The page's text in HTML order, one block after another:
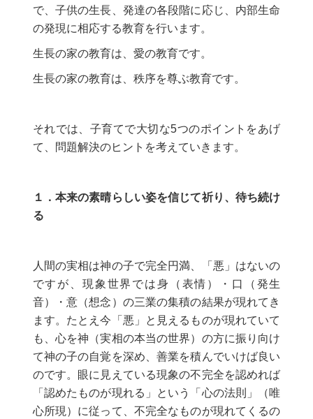
で、子供の生長、発達の各段階に応じ、内部生命
の発現に相応する教育を行います。
生長の家の教育は、愛の教育です。
生長の家の教育は、秩序を尊ぶ教育です。
それでは、子育てで大切な5つのポイントをあげ
て、問題解決のヒントを考えていきます。
１．本来の素晴らしい姿を信じて祈り、待ち続け
る
人間の実相は神の子で完全円満、「悪」はないの
ですが、現象世界では身（表情）・口（発生
音）・意（想念）の三業の集積の結果が現れてき
ます。たとえ今「悪」と見えるものが現れていて
も、心を神（実相の本当の世界）の方に振り向け
て神の子の自覚を深め、善業を積んでいけば良い
のです。眼に見えている現象の不完全を認めれば
「認めたものが現れる」という「心の法則」（唯
心所現）に従って、不完全なものが現れてくるの